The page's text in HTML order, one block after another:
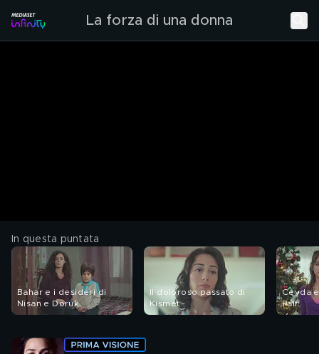
La forza di una donna
In questa puntata
Bahar e i desideri di
Nisan e Doruk
Il doloroso passato di
Kismet
Ceyda
Raif